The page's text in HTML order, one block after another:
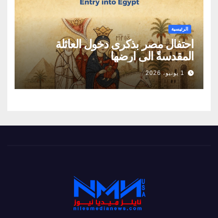
الرئيسية
احتفال مصر بذكرى دخول العائلة
المقدسةً الى ارضها
1 يونيو، 2026